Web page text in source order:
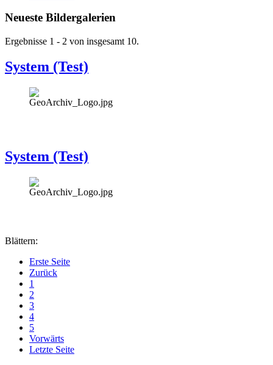
Neueste Bildergalerien
Ergebnisse 1 - 2 von insgesamt 10.
System (Test)
System (Test)
Blättern:
Erste Seite
Zurück
1
2
3
4
5
Vorwärts
Letzte Seite